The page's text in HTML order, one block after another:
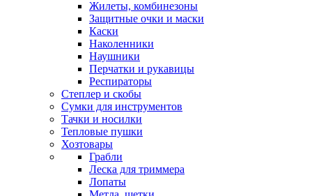
Жилеты, комбинезоны
Защитные очки и маски
Каски
Наколенники
Наушники
Перчатки и рукавицы
Респираторы
Степлер и скобы
Сумки для инструментов
Тачки и носилки
Тепловые пушки
Хозтовары
Грабли
Леска для триммера
Лопаты